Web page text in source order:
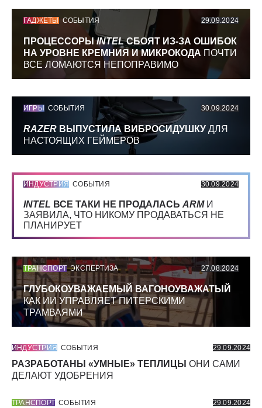
ГАДЖЕТЫ СОБЫТИЯ 29.09.2024
ПРОЦЕССОРЫINTELСБОЯТ ИЗ-ЗА ОШИБОК
НА УРОВНЕ КРЕМНИЯ И МИКРОКОДА ПОЧТИ
ВСЕ ЛОМАЮТСЯ НЕПОПРАВИМО
ИГРЫ СОБЫТИЯ 30.09.2024
RAZER ВЫПУСТИЛА ВИБРОСИДУШКУ ДЛЯ
НАСТОЯЩИХ ГЕЙМЕРОВ
ИНДУСТРИЯ СОБЫТИЯ 30.09.2024
INTEL ВСЕ ТАКИ НЕ ПРОДАЛАСЬ ARMИ
ЗАЯВИЛА, ЧТО НИКОМУ ПРОДАВАТЬСЯ НЕ
ПЛАНИРУЕТ
ТРАНСПОРТ ЭКСПЕРТИЗА 27.08.2024
ГЛУБОКОУВАЖАЕМЫЙ ВАГОНОУВАЖАТЫЙ
КАК ИИ УПРАВЛЯЕТ ПИТЕРСКИМИ
ТРАМВАЯМИ
ИНДУСТРИЯ СОБЫТИЯ 29.09.2024
РАЗРАБОТАНЫ «УМНЫЕ» ТЕПЛИЦЫ ОНИ САМИ
ДЕЛАЮТ УДОБРЕНИЯ
ТРАНСПОРТ СОБЫТИЯ 29.09.2024